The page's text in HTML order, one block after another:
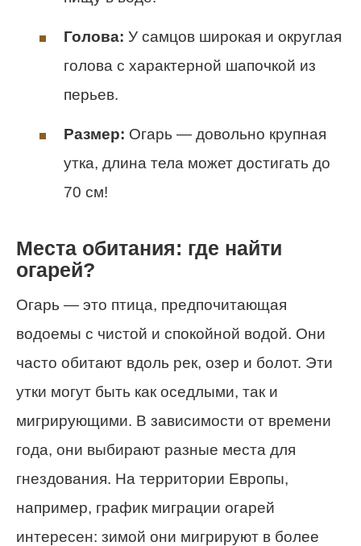
Голова: У самцов широкая и округлая
голова с характерной шапочкой из
перьев.
Размер: Огарь — довольно крупная
утка, длина тела может достигать до
70 см!
Места обитания: где найти
огарей?
Огарь — это птица, предпочитающая
водоемы с чистой и спокойной водой. Они
часто обитают вдоль рек, озер и болот. Эти
утки могут быть как оседлыми, так и
мигрирующими. В зависимости от времени
года, они выбирают разные места для
гнездования. На территории Европы,
например, график миграции огарей
интересен: зимой они мигрируют в более